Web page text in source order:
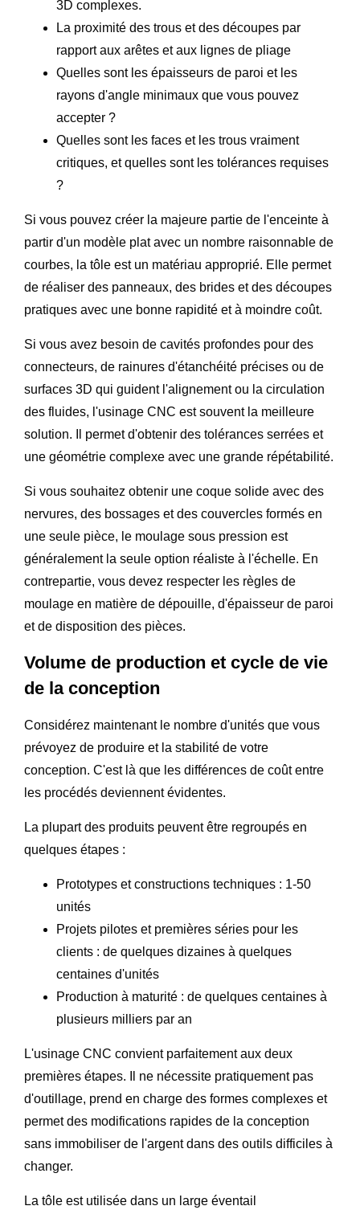
3D complexes.
La proximité des trous et des découpes par
rapport aux arêtes et aux lignes de pliage
Quelles sont les épaisseurs de paroi et les
rayons d'angle minimaux que vous pouvez
accepter ?
Quelles sont les faces et les trous vraiment
critiques, et quelles sont les tolérances requises
?
Si vous pouvez créer la majeure partie de l'enceinte à
partir d'un modèle plat avec un nombre raisonnable de
courbes, la tôle est un matériau approprié. Elle permet
de réaliser des panneaux, des brides et des découpes
pratiques avec une bonne rapidité et à moindre coût.
Si vous avez besoin de cavités profondes pour des
connecteurs, de rainures d'étanchéité précises ou de
surfaces 3D qui guident l'alignement ou la circulation
des fluides, l'usinage CNC est souvent la meilleure
solution. Il permet d'obtenir des tolérances serrées et
une géométrie complexe avec une grande répétabilité.
Si vous souhaitez obtenir une coque solide avec des
nervures, des bossages et des couvercles formés en
une seule pièce, le moulage sous pression est
généralement la seule option réaliste à l'échelle. En
contrepartie, vous devez respecter les règles de
moulage en matière de dépouille, d'épaisseur de paroi
et de disposition des pièces.
Volume de production et cycle de vie
de la conception
Considérez maintenant le nombre d'unités que vous
prévoyez de produire et la stabilité de votre
conception. C'est là que les différences de coût entre
les procédés deviennent évidentes.
La plupart des produits peuvent être regroupés en
quelques étapes :
Prototypes et constructions techniques : 1-50
unités
Projets pilotes et premières séries pour les
clients : de quelques dizaines à quelques
centaines d'unités
Production à maturité : de quelques centaines à
plusieurs milliers par an
L'usinage CNC convient parfaitement aux deux
premières étapes. Il ne nécessite pratiquement pas
d'outillage, prend en charge des formes complexes et
permet des modifications rapides de la conception
sans immobiliser de l'argent dans des outils difficiles à
changer.
La tôle est utilisée dans un large éventail